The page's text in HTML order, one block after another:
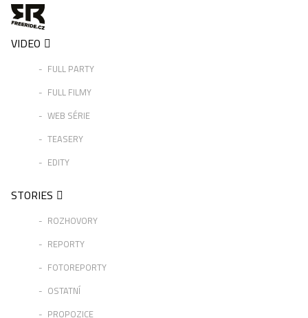
VIDEO
FULL PARTY
FULL FILMY
WEB SÉRIE
TEASERY
EDITY
STORIES
ROZHOVORY
REPORTY
FOTOREPORTY
OSTATNÍ
PROPOZICE